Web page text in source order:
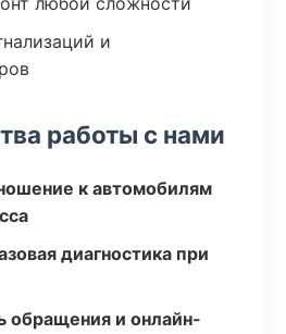
и
работы с нами
к автомобилям
диагностика при
обращения и онлайн-